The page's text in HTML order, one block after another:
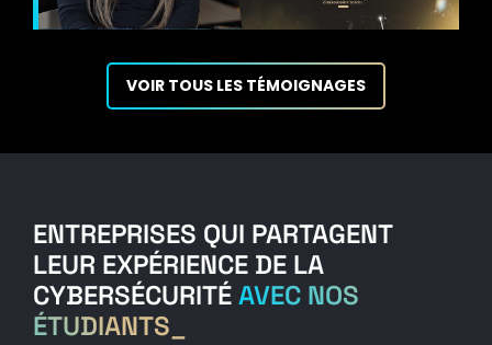
VOIR TOUS LES TÉMOIGNAGES
ENTREPRISES QUI PARTAGENT
LEUR EXPÉRIENCE DE LA
CYBERSÉCURITÉAVEC NOS
ÉTUDIANTS